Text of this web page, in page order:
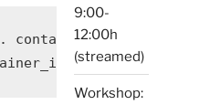
container_id:/target
9:00-
12:00h
(streamed)
Workshop: